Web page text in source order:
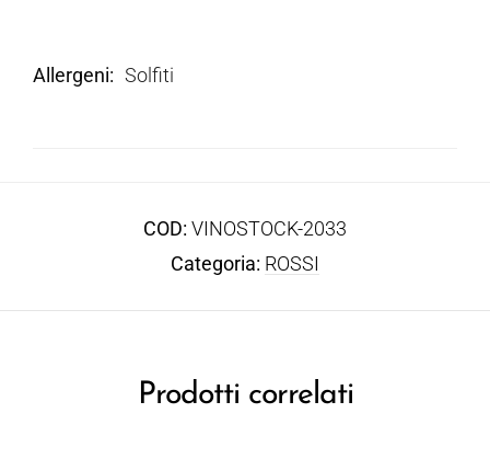
Allergeni Solfiti
COD: VINOSTOCK-2033
Categoria: ROSSI
Prodotti correlati